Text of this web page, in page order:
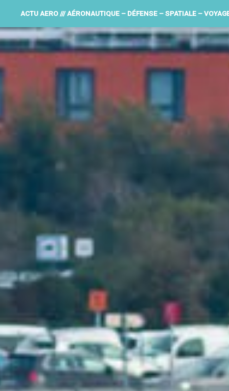
ACTU AERO /// AÉRONAUTIQUE – DÉFENSE – SPATIALE –
Airbus A350-941
13 janvier 2020
Lire la Suite